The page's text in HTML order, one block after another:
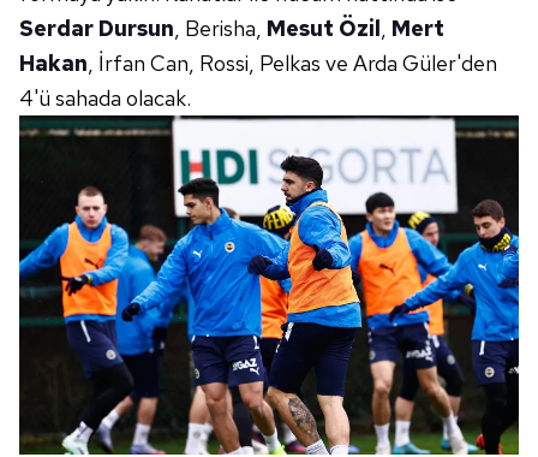
kullanılmaktadır. Diğer çerezler, sitemizin daha işlevsel
kılınması ve kişiselleştirilmesi ve sizlere yönelik
reklam/pazarlama faaliyetlerinin yapılması, amaçlarıyla
sınırlı olarak açık rızanız dahilinde kullanılacaktır.
Çerezlere ilişkin tercihlerinizi aşağıda yer alan panel
vasıtasıyla belirleyebilirsiniz. Çerezlere ilişkin detaylı bilgi
için Ayarlar butonuna tıklayabilir,Çerez Bilgilendirme
Metnimiziziyaret edebilirsiniz.
6698 sayılı Kişisel Verilerin Korunması Kanunu uyarınca
hazırlanmış Aydınlatma Metnimizi okumak ve sitemizde
ilgili mevzuata uygun olarak kullanılan çerezlerle ilgili bilgi
almak için lütfen
tıklayınız.
Serdar Dursun, Berisha, Mesut Özil, Mert
Hakan, İrfan Can, Rossi, Pelkas ve Arda Güler'den
4'ü sahada olacak.